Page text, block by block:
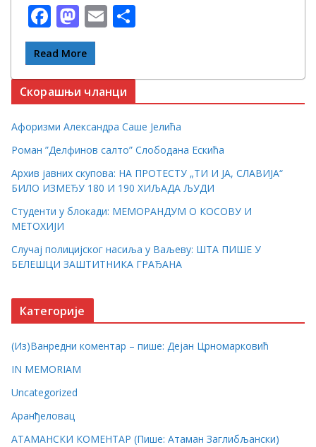
F
ac
e
b
o
o
k
M
as
to
d
o
n
E
l e
Read More
Скорашњи чланци
Афоризми Александра Саше Јелића
Роман ”Делфинов салто” Слободана Ескића
Архив јавних скупова: НА ПРОТЕСТУ „ТИ И ЈА, СЛАВИЈА“
БИЛО ИЗМЕЂУ 180 И 190 ХИЉАДА ЉУДИ
Студенти у блокади: МЕМОРАНДУМ О КОСОВУ И
МЕТОХИЈИ
Случај полицијског насиља у Ваљеву: ШТА ПИШЕ У
БЕЛЕШЦИ ЗАШТИТНИКА ГРАЂАНА
Категорије
(Из)Ванредни коментар – пише: Дејан Црномарковић
IN MEMORIAM
Uncategorized
Аранђеловац
АТАМАНСКИ КОМЕНТАР (Пише: Атаман Заглибљански)